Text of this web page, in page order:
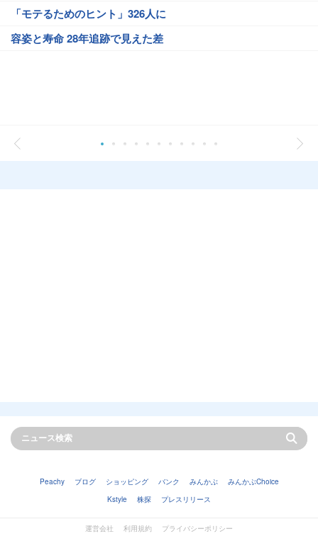
「モテるためのヒント」326人に
容姿と寿命 28年追跡で見えた差
Peachy ブログ ショッピング バンク みんかぶ
みんかぶChoice
Kstyle
株探 プレスリリース
運営会社 利用規約
プライバシーポリシー